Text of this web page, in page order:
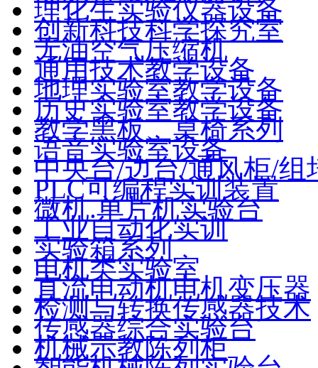
理化生实验仪器设备
创新科技科学探究室
无油空气压缩机
通用技术教学设备
地理实验室教学设备
历史实验室教学设备
教学黑板、桌椅系列
语音实验室设备
中央台/边台/通风柜/组
PLC可编程实训装置
微机.单片机实验台
工业自动化实训
实验箱系列
电机类实验室
直流电动机电机变压器
检测与转换传感器技术
传感器综合实验台
机械示教陈列柜